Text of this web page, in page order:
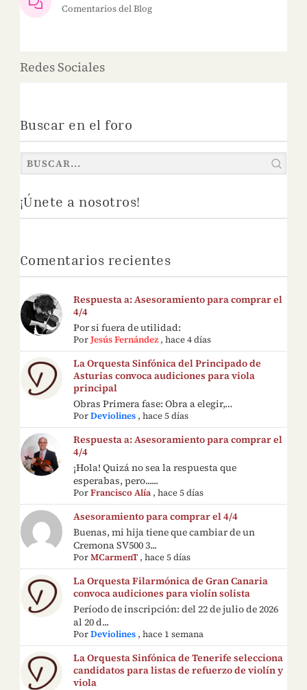
Comentarios del Blog
Redes Sociales
Buscar en el foro
¡Únete a nosotros!
Comentarios recientes
Respuesta a: Asesoramiento para comprar el
4/4
Por si fuera de utilidad:
PorJesús Fernández ,hace 4 días
La Orquesta Sinfónica del Principado de
Asturias convoca audiciones para viola
principal
Obras Primera fase: Obra a elegir,…
PorDeviolines ,hace 5 días
Respuesta a: Asesoramiento para comprar el
4/4
¡Hola! Quizá no sea la respuesta que
esperabas, pero......
PorFrancisco Alía ,hace 5 días
Asesoramiento para comprar el 4/4
Buenas, mi hija tiene que cambiar de un
Cremona SV500 3...
PorMCarmenT,hace 5 días
La Orquesta Filarmónica de Gran Canaria
convoca audiciones para violín solista
Período de inscripción: del 22 de julio de 2026
al 20 d...
PorDeviolines ,hace 1 semana
La Orquesta Sinfónica de Tenerife selecciona
candidatos para listas de refuerzo de violín y
viola